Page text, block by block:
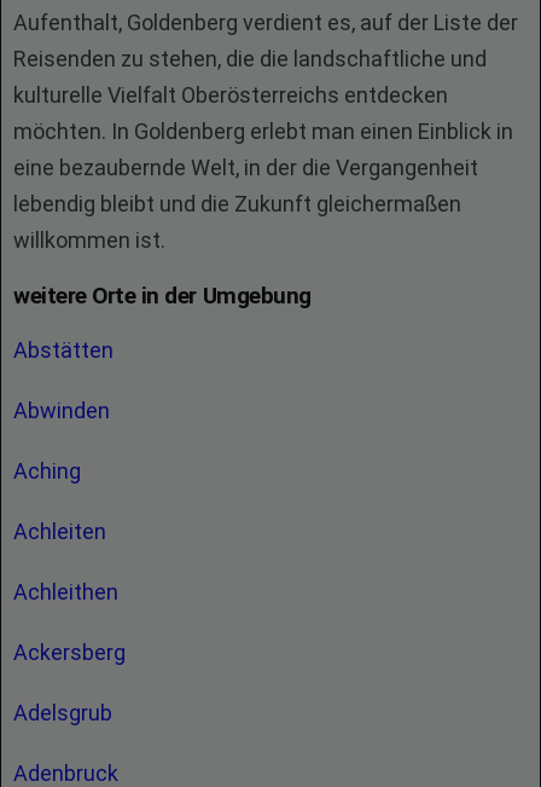
Aufenthalt, Goldenberg verdient es, auf der Liste der
Reisenden zu stehen, die die landschaftliche und
kulturelle Vielfalt Oberösterreichs entdecken
möchten. In Goldenberg erlebt man einen Einblick in
eine bezaubernde Welt, in der die Vergangenheit
lebendig bleibt und die Zukunft gleichermaßen
willkommen ist.
weitere Orte in der Umgebung
Abstätten
Abwinden
Aching
Achleiten
Achleithen
Ackersberg
Adelsgrub
Adenbruck